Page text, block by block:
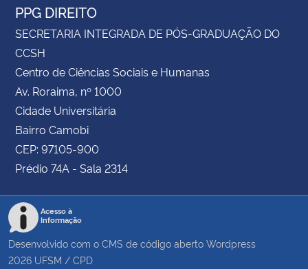
PPG DIREITO
SECRETARIA INTEGRADA DE PÓS-GRADUAÇÃO DO
CCSH
Centro de Ciências Sociais e Humanas
Av. Roraima, nº 1000
Cidade Universitária
Bairro Camobi
CEP: 97105-900
Prédio 74A - Sala 2314
Acesso à
Informação
Desenvolvido com o CMS de código aberto Wordpress
2026 UFSM / CPD